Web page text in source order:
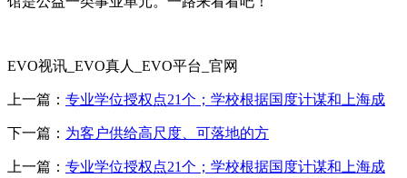
EVO视讯_EVO真人_EVO平台_官网
上一篇： 专业学位授权点21个；学校根据国度计谋和上海成
下一篇： 为客户供给高尺度、可落地的方
上一篇： 专业学位授权点21个；学校根据国度计谋和上海成